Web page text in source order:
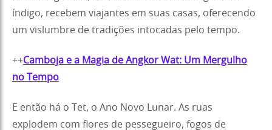
índigo, recebem viajantes em suas casas, oferecendo
um vislumbre de tradições intocadas pelo tempo.
++Camboja e a Magia de Angkor Wat: Um Mergulho
no Tempo
E então há o Tet, o Ano Novo Lunar. As ruas
explodem com flores de pessegueiro, fogos de